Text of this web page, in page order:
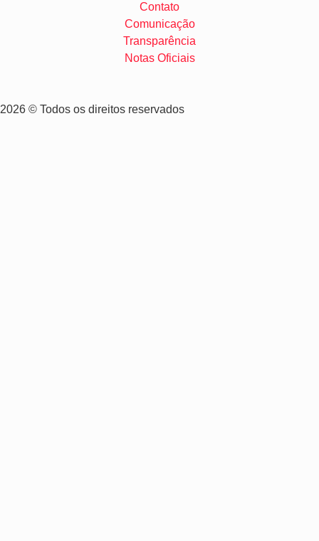
Contato
Comunicação
Transparência
Notas Oficiais
2026 © Todos os direitos reservados